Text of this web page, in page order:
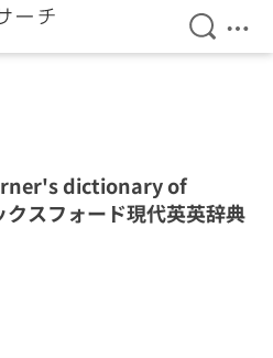
検索を
メ
dictionary of
スフォード現代英英辞典